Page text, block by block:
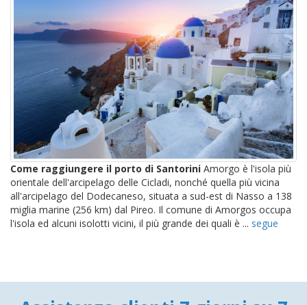
Come raggiungere il porto di Santorini Amorgo è l'isola più
orientale dell'arcipelago delle Cicladi, nonché quella più vicina
all'arcipelago del Dodecaneso, situata a sud-est di Nasso a 138
miglia marine (256 km) dal Pireo. Il comune di Amorgos occupa
l'isola ed alcuni isolotti vicini, il più grande dei quali è ... segue